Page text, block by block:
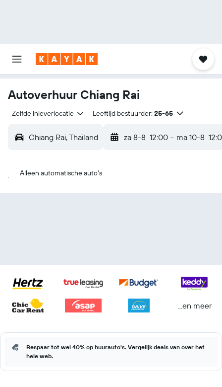
Autoverhuur Chiang Rai
Zelfde inleverlocatie Leeftijd bestuurder: 25-65
Chiang Rai, Thailand za 8-8 12:00 - ma 10-8
Alleen automatische auto's
...en meer
Bespaar tot wel 40% op huurauto's. Vergelijk deals van over het
hele web.